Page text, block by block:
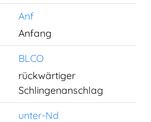
Anf
Anfang
BLCO
rückwärtiger
Schlingenanschlag
unter-Nd